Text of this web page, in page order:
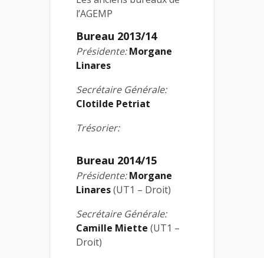
l’AGEMP
Bureau 2013/14
Présidente: Morgane
Linares
Secrétaire Générale:
Clotilde Petriat
Trésorier:
Bureau 2014/15
Présidente: Morgane
Linares(UT1 – Droit)
Secrétaire Générale:
Camille Miette (UT1 –
Droit)